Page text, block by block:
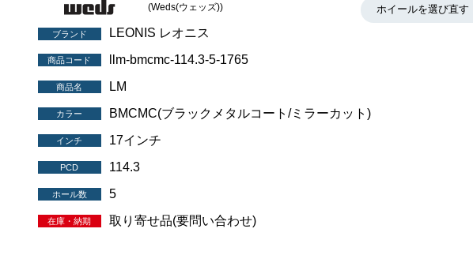
ホイールを選び直す
(Weds(ウェッズ))
ブランド LEONIS レオニス
商品コード llm-bmcmc-114.3-5-1765
商品名 LM
カラー BMCMC(ブラックメタルコート/ミラーカット)
インチ 17インチ
PCD 114.3
ホール数 5
在庫・納期 取り寄せ品(要問い合わせ)